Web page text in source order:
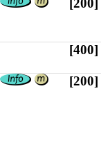
[200]
[400]
[200]